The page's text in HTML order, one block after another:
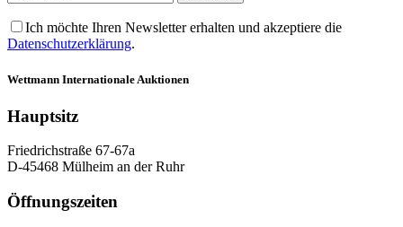
Ich möchte Ihren Newsletter erhalten und akzeptiere die
Datenschutzerklärung.
Wettmann Internationale Auktionen
Hauptsitz
Friedrichstraße 67-67a
D-45468 Mülheim an der Ruhr
Öffnungszeiten